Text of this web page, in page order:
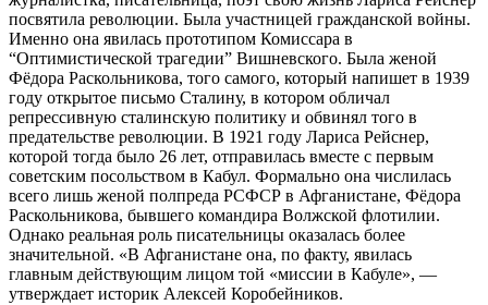
посвятила революции. Была участницей гражданской войны.
Именно она явилась прототипом Комиссара в
“Оптимистической трагедии” Вишневского. Была женой
Фёдора Раскольникова, того самого, который напишет в 1939
году открытое письмо Сталину, в котором обличал
репрессивную сталинскую политику и обвинял того в
предательстве революции. В 1921 году Лариса Рейснер,
которой тогда было 26 лет, отправилась вместе с первым
советским посольством в Кабул. Формально она числилась
всего лишь женой полпреда РСФСР в Афганистане, Фёдора
Раскольникова, бывшего командира Волжской флотилии.
Однако реальная роль писательницы оказалась более
значительной. «В Афганистане она, по факту, явилась
главным действующим лицом той «миссии в Кабуле», —
утверждает историк Алексей Коробейников.